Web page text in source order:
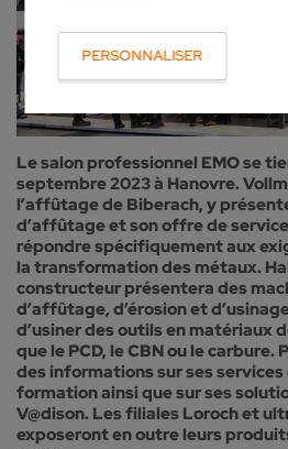
PERSONNALISER
Le salon professionnel EMO se
septembre 2023 à Hanovre.
l’affûtage de Biberach, y
d’affûtage et son offre de
répondre spécifiquement aux
la transformation des métaux.
constructeur présentera des
d’affûtage, d’érosion et
d’usiner des outils en matériaux
que le PCD, le CBN ou le carbure.
des informations sur ses
formation ainsi que sur ses
V@dison. Les filiales Loroch et
exposeront en outre leurs